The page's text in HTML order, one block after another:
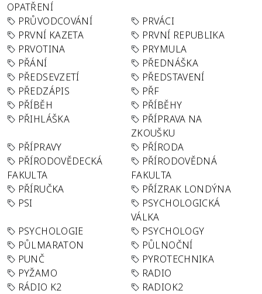
OPATŘENÍ
PRŮVODCOVÁNÍ
PRVÁCI
PRVNÍ KAZETA
PRVNÍ REPUBLIKA
PRVOTINA
PRYMULA
PŘÁNÍ
PŘEDNÁŠKA
PŘEDSEVZETÍ
PŘEDSTAVENÍ
PŘEDZÁPIS
PŘF
PŘÍBĚH
PŘÍBĚHY
PŘIHLÁŠKA
PŘÍPRAVA NA
ZKOUŠKU
PŘÍPRAVY
PŘÍRODA
PŘÍRODOVĚDECKÁ
FAKULTA
PŘÍRODOVĚDNÁ
FAKULTA
PŘÍRUČKA
PŘÍZRAK LONDÝNA
PSI
PSYCHOLOGICKÁ
VÁLKA
PSYCHOLOGIE
PSYCHOLOGY
PŮLMARATON
PŮLNOČNÍ
PUNČ
PYROTECHNIKA
PYŽAMO
RADIO
RÁDIO K2
RADIOK2